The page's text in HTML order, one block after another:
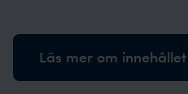
Läs mer om